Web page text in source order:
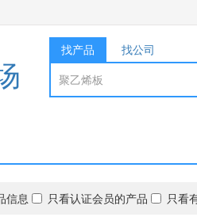
找产品 找公司
信息 只看认证会员的产品 只看